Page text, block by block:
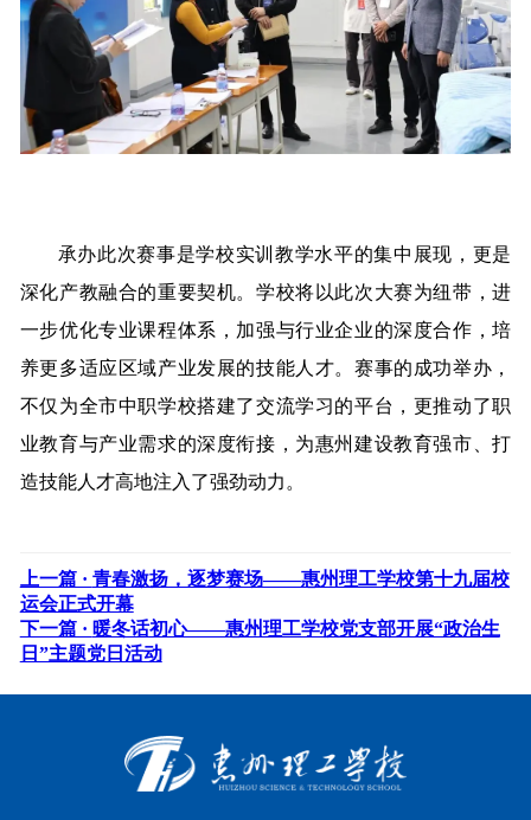
承办此次赛事是学校实训教学水平的集中展现，更是
深化产教融合的重要契机。学校将以此次大赛为纽带，进
一步优化专业课程体系，加强与行业企业的深度合作，培
养更多适应区域产业发展的技能人才。赛事的成功举办，
不仅为全市中职学校搭建了交流学习的平台，更推动了职
业教育与产业需求的深度衔接，为惠州建设教育强市、打
造技能人才高地注入了强劲动力。
上一篇 · 青春激扬，逐梦赛场——惠州理工学校第十九届校
运会正式开幕
下一篇 · 暖冬话初心——惠州理工学校党支部开展“政治生
日”主题党日活动